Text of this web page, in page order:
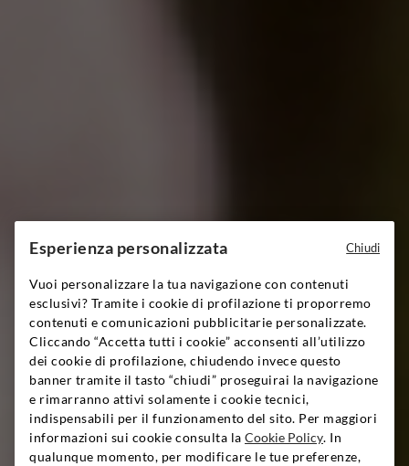
Esperienza personalizzata
Vuoi personalizzare la tua navigazione con contenuti
esclusivi? Tramite i cookie di profilazione ti proporremo
contenuti e comunicazioni pubblicitarie personalizzate.
Cliccando “Accetta tutti i cookie” acconsenti all’utilizzo
dei cookie di profilazione, chiudendo invece questo
banner tramite il tasto “chiudi” proseguirai la navigazione
e rimarranno attivi solamente i cookie tecnici,
indispensabili per il funzionamento del sito. Per maggiori
informazioni sui cookie consulta la Cookie Policy. In
qualunque momento, per modificare le tue preferenze,
Chiudi